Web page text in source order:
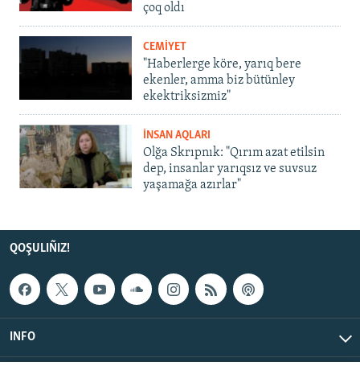
çoq oldı
CEMİYET
"Haberlerge köre, yarıq bere
ekenler, amma biz bütünley
ekektriksizmiz"
İNSAN AQLARI
Olğa Skrıpnık: "Qırım azat etilsin
dep, insanlar yarıqsız ve suvsuz
yaşamağa azırlar"
QOŞULIÑIZ!
INFO